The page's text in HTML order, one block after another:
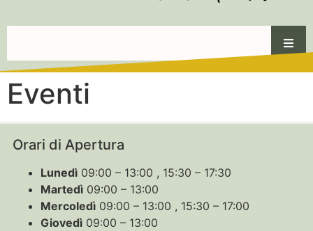
Eventi
Orari di Apertura
Lunedì 09:00 – 13:00 , 15:30 – 17:30
Martedì 09:00 – 13:00
Mercoledì 09:00 – 13:00 , 15:30 – 17:00
Giovedì 09:00 – 13:00